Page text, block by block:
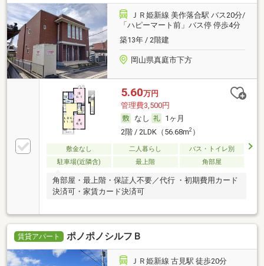
ＪＲ姫新線 美作落合駅 バス20分/
「ハピーマート前」バス停 停歩4分
築13年 / 2階建
岡山県真庭市下方
5.60万円
管理費3,500円
なし
1ヶ月
2階 / 2LDK（56.68m2）
敷金なし 二人暮らし
バス・トイレ別
駐車場(近隣含)
最上階 角部屋
角部屋・最上階・保証人不要／代行 ・初期費用カード
決済可・家賃カード決済可
賃貸アパート ポノポノシルフＢ
ＪＲ姫新線 古見駅 徒歩20分